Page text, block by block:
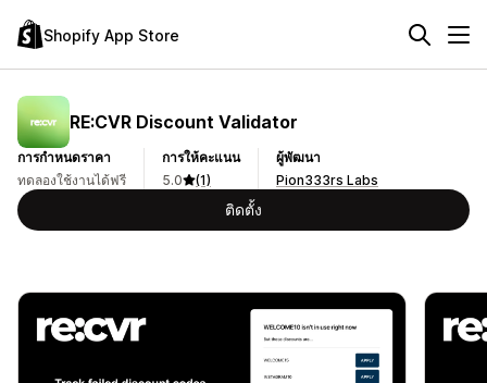
Shopify App Store
RE:CVR Discount Validator
การกำหนดราคา
ทดลองใช้งานได้ฟรี
การให้คะแนน
5.0
(1)
ผู้พัฒนา
Pion333rs Labs
ติดตั้ง